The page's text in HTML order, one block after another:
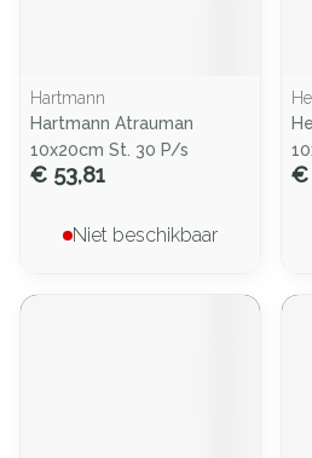
Hartmann
Hartmann Atrauman
10x20cm St. 30 P/s
€ 53,81
Niet beschikbaar
€